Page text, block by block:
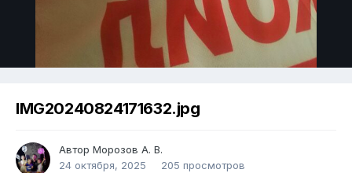
Инструменты
IMG20240824171632.jpg
Автор Морозов А. В.
24 октября, 2025
205 просмотров